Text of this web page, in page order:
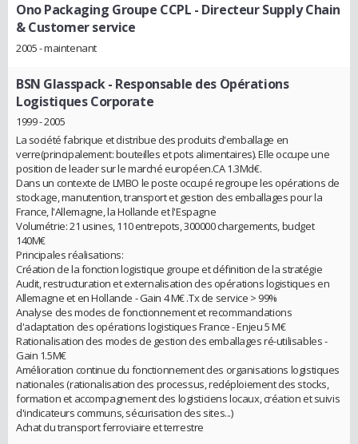
Ono Packaging Groupe CCPL - Directeur Supply Chain
& Customer service
2005 - maintenant
BSN Glasspack- Responsable des Opérations
Logistiques Corporate
1999 - 2005
La société fabrique et distribue des produits d'emballage en
verre(principalement: bouteilles et pots alimentaires). Elle occupe une
position de leader sur le marché européen.CA 1.3Md€.
Dans un contexte de LMBO le poste occupé regroupe les opérations de
stockage, manutention, transport et gestion des emballages pour la
France, l'Allemagne, la Hollande et l'Espagne
Volumétrie: 21 usines, 110 entrepots, 300000 chargements, budget
140M€
Principales réalisations:
Création de la fonction logistique groupe et définition de la stratégie
Audit, restructuration et externalisation des opérations logistiques en
Allemagne et en Hollande - Gain 4 M€ .Tx de service > 99%
Analyse des modes de fonctionnement et recommandations
d'adaptation des opérations logistiques France - Enjeu 5 M€
Rationalisation des modes de gestion des emballages ré-utilisables -
Gain 1.5M€
Amélioration continue du fonctionnement des organisations logistiques
nationales (rationalisation des processus, redéploiement des stocks,
formation et accompagnement des logisticiens locaux, création et suivis
d'indicateurs communs, sécurisation des sites...)
Achat du transport ferroviaire et terrestre